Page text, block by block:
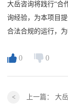
大岳咨询将践行“合
询经验，为本项目
合法合规的运行，
0 0
上一篇： 大